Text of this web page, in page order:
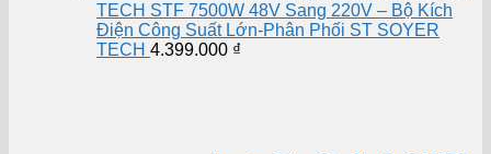
TECH STF 7500W 48V Sang 220V – Bộ Kích
Điện Công Suất Lớn-Phân Phối ST SOYER
TECH 4.399.000 ₫